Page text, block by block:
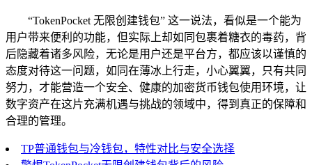
“TokenPocket 无限创建钱包” 这一说法，看似是一个能为
用户带来便利的功能，但实际上却如同包裹着糖衣的毒药，背
后隐藏着诸多风险，无论是用户还是平台方，都应该以谨慎的
态度对待这一问题，如同在薄冰上行走，小心翼翼，只有共同
努力，才能营造一个安全、健康的加密货币钱包使用环境，让
数字资产在这片充满机遇与挑战的领域中，得到真正的保障和
合理的管理。
TP普通钱包与冷钱包，特性对比与安全选择